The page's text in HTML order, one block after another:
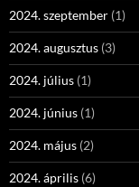
2024. szeptember (1)
2024. augusztus (3)
2024. július (1)
2024. június (1)
2024. május (2)
2024. április (6)